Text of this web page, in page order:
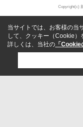
Copyright(c)
当サイトでは、お客様の当
して、クッキー（Cookie）
詳しくは、当社の 「